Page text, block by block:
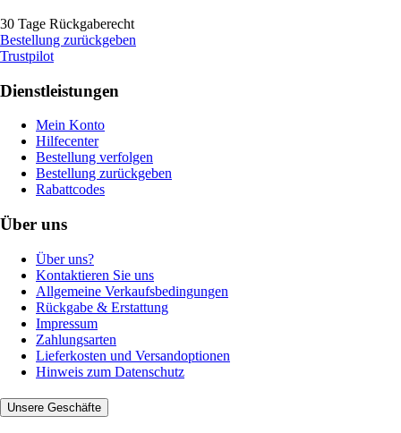
30 Tage Rückgaberecht
Bestellung zurückgeben
Trustpilot
Dienstleistungen
Mein Konto
Hilfecenter
Bestellung verfolgen
Bestellung zurückgeben
Rabattcodes
Über uns
Über uns?
Kontaktieren Sie uns
Allgemeine Verkaufsbedingungen
Rückgabe & Erstattung
Impressum
Zahlungsarten
Lieferkosten und Versandoptionen
Hinweis zum Datenschutz
Unsere Geschäfte